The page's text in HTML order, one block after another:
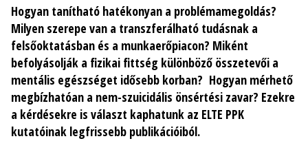
Hogyan tanítható hatékonyan a problémamegoldás?
Milyen szerepe van a transzferálható tudásnak a
felsőoktatásban és a munkaerőpiacon? Miként
befolyásolják a fizikai fittség különböző összetevői a
mentális egészséget idősebb korban? Hogyan mérhető
megbízhatóan a nem-szuicidális önsértési zavar? Ezekre
a kérdésekre is választ kaphatunk az ELTE PPK
kutatóinak legfrissebb publikációiból.